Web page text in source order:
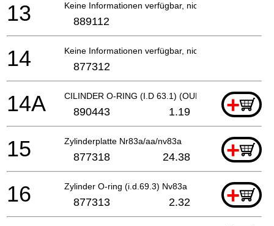
Keine Informationen verfügbar, nicht bestellbar
13 889112
Keine Informationen verfügbar, nicht bestellbar
14 877312
CILINDER O-RING (I.D 63.1) (OUD 877312)
+
14A 890443 1.19
Zylinderplatte Nr83a/aa/nv83a +
15 877318 24.38
Zylinder O-ring (i.d.69.3) Nv83a +
16 877313 2.32